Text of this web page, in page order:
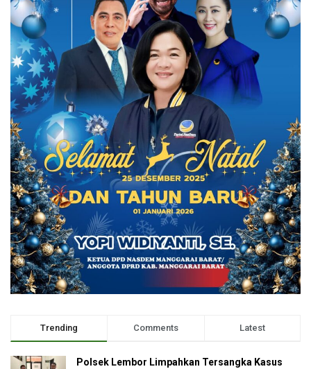
Trending Comments Latest
Polsek Lembor Limpahkan Tersangka Kasus